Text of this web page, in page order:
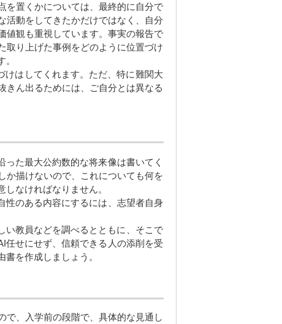
置くかについては、最終的に自分で
活動をしてきたかだけではなく、自分
値観も重視しています。事実の報告で
取り上げた事例をどのように位置づけ
けはしてくれます。ただ、特に難関大
きん出るためには、ご自分とは異なる
た最大公約数的な将来像は書いてく
か描けないので、これについても何を
なければなりません。
のある内容にするには、志望者自身
い教員などを調べるとともに、そこで
任せにせず、信頼できる人の添削を受
を作成しましょう。
、入学前の段階で、具体的な見通し